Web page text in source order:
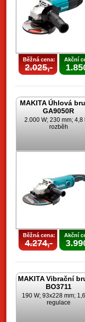
Běžná cena:
2.025,-
Akční
MAKITA Úhlová
GA9050R
2.000 W; 230 mm; 4,8
rozběh
Běžná cena:
4.274,-
Akční
MAKITA Vibrační
BO3711
190 W; 93x228 mm;
regulace